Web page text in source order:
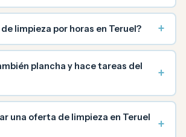
limpieza por horas en Teruel? +
plancha y hace tareas del
+
una oferta de limpieza en Teruel
+